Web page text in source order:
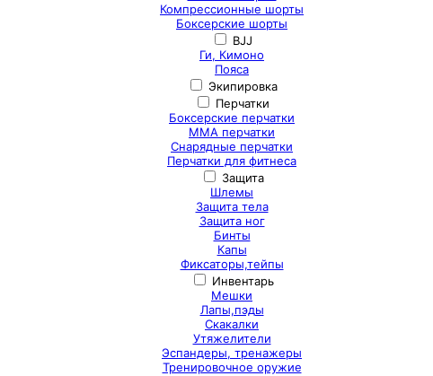
Компрессионные шорты
Боксерские шорты
BJJ
Ги, Кимоно
Пояса
Экипировка
Перчатки
Боксерские перчатки
ММА перчатки
Снарядные перчатки
Перчатки для фитнеса
Защита
Шлемы
Защита тела
Защита ног
Бинты
Капы
Фиксаторы,тейпы
Инвентарь
Мешки
Лапы,пэды
Скакалки
Утяжелители
Эспандеры, тренажеры
Тренировочное оружие